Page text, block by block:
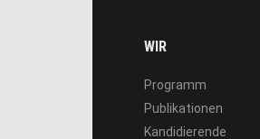
WIR
Programm
Publikationen
Kandidierende